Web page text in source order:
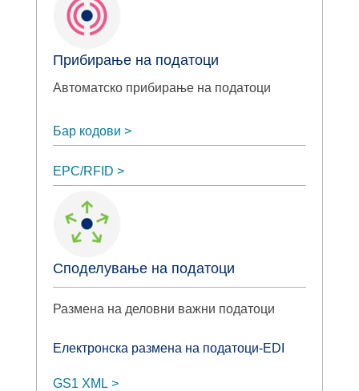
Прибирање на податоци
Автоматско прибирање на податоци
Бар кодови
EPC/RFID
Споделување на податоци
Размена на деловни важни податоци
Електронска размена на податоци-EDI
GS1 XML